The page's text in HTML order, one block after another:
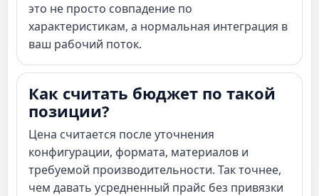
это не просто совпадение по
характеристикам, а нормальная интеграция в
ваш рабочий поток.
Как считать бюджет по такой
позиции?
Цена считается после уточнения
конфигурации, формата, материалов и
требуемой производительности. Так точнее,
чем давать усредненный прайс без привязки